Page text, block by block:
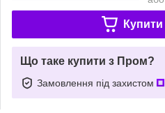
Купити
Що таке купити з Пром?
Замовлення під захистом